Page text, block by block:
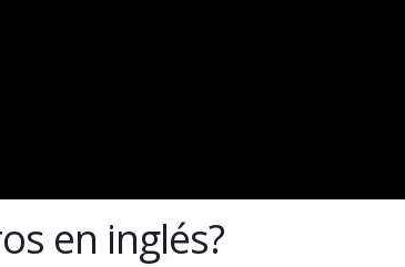
en inglés?